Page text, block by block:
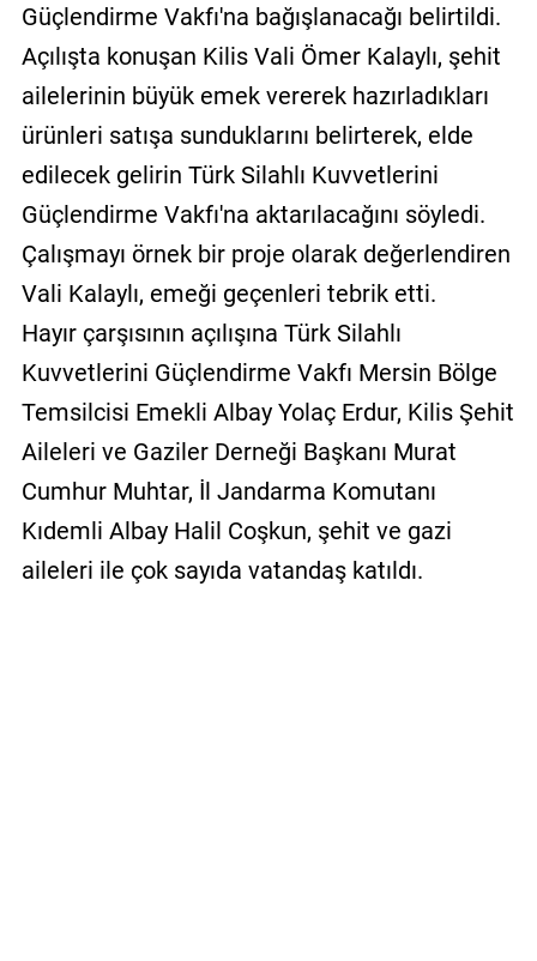
Güçlendirme Vakfı'na bağışlanacağı belirtildi.
Açılışta konuşan Kilis Vali Ömer Kalaylı, şehit
ailelerinin büyük emek vererek hazırladıkları
ürünleri satışa sunduklarını belirterek, elde
edilecek gelirin Türk Silahlı Kuvvetlerini
Güçlendirme Vakfı'na aktarılacağını söyledi.
Çalışmayı örnek bir proje olarak değerlendiren
Vali Kalaylı, emeği geçenleri tebrik etti.
Hayır çarşısının açılışına Türk Silahlı
Kuvvetlerini Güçlendirme Vakfı Mersin Bölge
Temsilcisi Emekli Albay Yolaç Erdur, Kilis Şehit
Aileleri ve Gaziler Derneği Başkanı Murat
Cumhur Muhtar, İl Jandarma Komutanı
Kıdemli Albay Halil Coşkun, şehit ve gazi
aileleri ile çok sayıda vatandaş katıldı.